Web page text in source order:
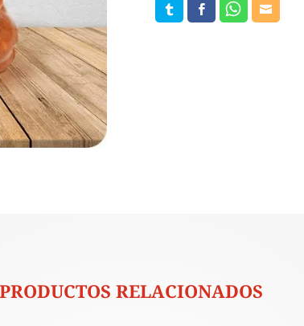
PRODUCTOS RELACIONADOS